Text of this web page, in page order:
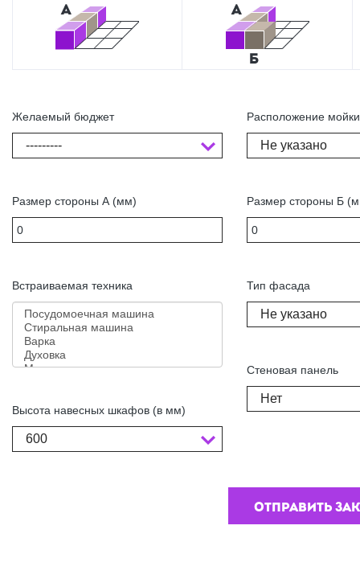
Желаемый бюджет
---------
Размер стороны А (мм)
Встраиваемая техника
Высота навесных шкафов (в мм)
600
Расположение мойки
Не указано
Размер стороны Б
Тип фасада
Не указано
Стеновая панель
Нет